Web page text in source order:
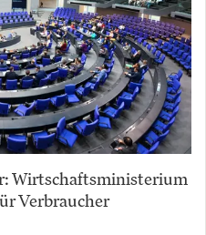
Wirtschaftsministerium
Verbraucher